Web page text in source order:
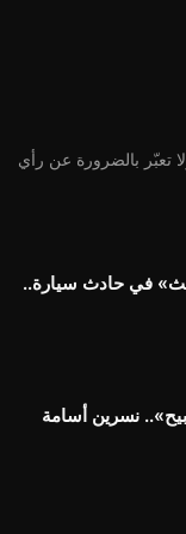
تعبّر بالضرورة عن رأي
في حادث سيارة..
نسرين أسامة